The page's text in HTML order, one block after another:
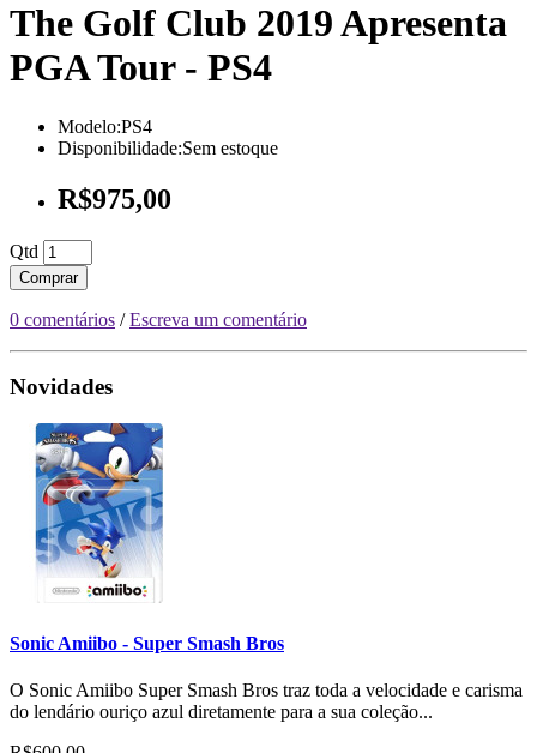
The Golf Club 2019 Apresenta
PGA Tour - PS4
Modelo:PS4
Disponibilidade:Sem estoque
R$975,00
Qtd
Comprar
0 comentários /Escreva um comentário
Novidades
Sonic Amiibo - Super Smash Bros
O Sonic Amiibo Super Smash Bros traz toda a velocidade e carisma
do lendário ouriço azul diretamente para a sua coleção...